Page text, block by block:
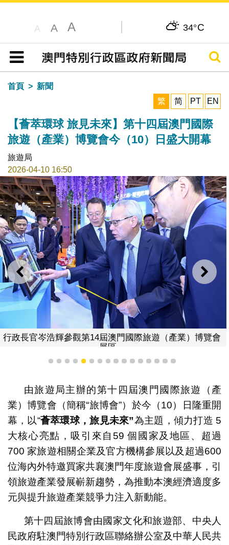
A A A 34°C
目錄
搜尋
首頁
新聞
繁
简 PT EN
【薈萃環球 旅見未來】第十四屆澳門國際
旅遊（產業）博覽會今（10）日盛大開幕
旅遊局
2026-04-10 16:50
上一則 下一
行政長官岑浩輝參觀第14屆澳門國際旅遊（產業）博覽會
展區。
1 2 3 4 5 6 7 8 9 10111213141516
由旅遊局主辦的第十四屆澳門國際旅遊（產
業）博覽會（簡稱“旅博會”）於今（10）日隆重開
幕，以“薈萃環球，旅見未來”為主題，傾力打造 5
大核心亮點，吸引來自59 個國家及地區、超過
700 家旅遊相關企業及官方機構參展以及超過600
位海內外特邀買家共襄澳門年度旅遊會展盛事，引
領旅遊產業發展嶄新趨勢，為推動本澳經濟適度多
元與提升旅遊產業競爭力注入新動能。
第十四屆旅博會由國家文化和旅遊部、中央人
民政府駐澳門特別行政區聯絡辦公室及中華人民共